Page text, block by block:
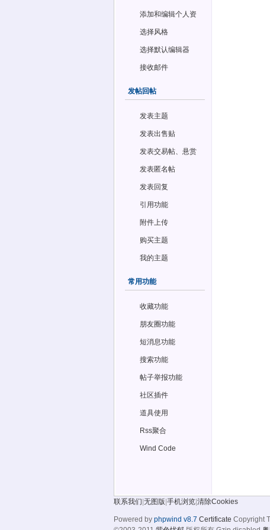
添加和编辑个人资
料
选择风格
选择默认编辑器
接收邮件
发帖回帖
发表主题
发表出售贴
发表交易帖、悬赏
帖和投票帖
发表匿名帖
发表回复
引用功能
附件上传
购买主题
我的主题
常用功能
收藏功能
朋友圈功能
短消息功能
搜索功能
帖子举报功能
社区插件
道具使用
Rss聚合
Wind Code
联系我们 无图版 手机浏览 清除Cookies
Powered by phpwind v8.7 Certificate Copyright